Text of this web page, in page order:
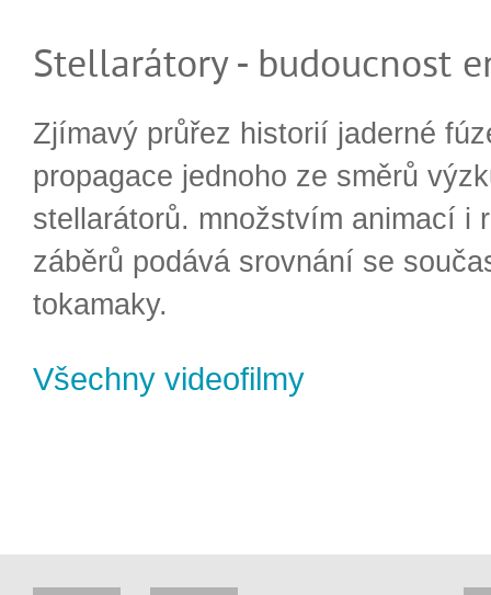
Stellarátory - budoucnost
Zjímavý průřez historií jaderné
propagace jednoho ze směrů
stellarátorů. množstvím animací i
záběrů podává srovnání se
tokamaky.
Všechny videofilmy